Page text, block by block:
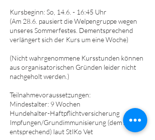
Kursbeginn: So, 14.6. - 16:45 Uhr
(Am 28.6. pausiert die Welpengruppe wegen
unseres Sommerfestes. Dementsprechend
verlängert sich der Kurs um eine Woche)
(Nicht wahrgenommene Kursstunden können
aus organisatorischen Gründen leider nicht
nachgeholt werden.)
Teilnahmevoraussetzungen:
Mindestalter: 9 Wochen
Hundehalter-Haftpflichtversicherung
Impfungen/Grundimmunisierung (dem Alter
entsprechend) laut StIKo Vet